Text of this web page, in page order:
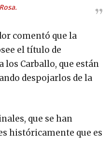
comentó que la
el título de
los Carballo, que están
despojarlos de la
que se han
históricamente que es